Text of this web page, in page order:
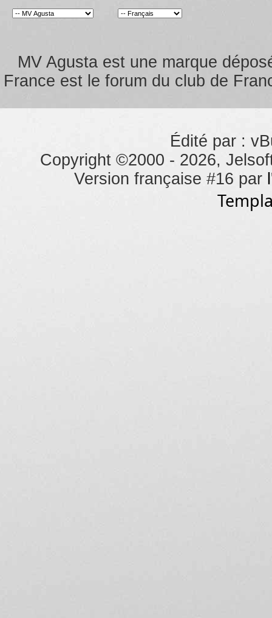
MV Agusta est une marque
France est le forum du club de
Édité par :
Copyright ©2000 - 2026,
Version française #16 par